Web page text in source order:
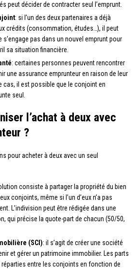
peut décider de contracter seul l’emprunt.
: si l’un des deux partenaires a déjà
crédits (consommation, études…), il peut
s’engage pas dans un nouvel emprunt pour
sa situation financière.
: certaines personnes peuvent rencontrer
une assurance emprunteur en raison de leur
cas, il est possible que le conjoint en
seul.
l’achat à deux avec
?
pour acheter à deux avec un seul
consiste à partager la propriété du bien
conjoints, même si l’un d’eux n’a pas
L’indivision peut être rédigée dans une
qui précise la quote-part de chacun (50/50,
(SCI): il s’agit de créer une société
et gérer un patrimoine immobilier. Les parts
entre les conjoints en fonction de